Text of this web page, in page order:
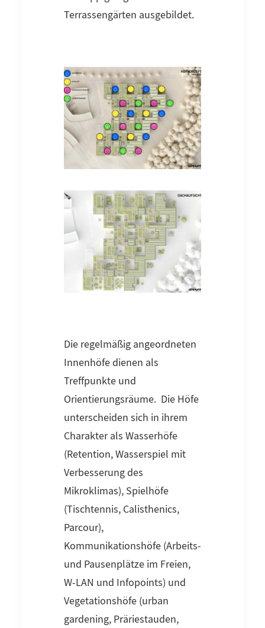
Terrassengärten ausgebildet.
Die regelmäßig angeordneten
Innenhöfe dienen als
Treffpunkte und
Orientierungsräume. Die Höfe
unterscheiden sich in ihrem
Charakter als Wasserhöfe
(Retention, Wasserspiel mit
Verbesserung des
Mikroklimas), Spielhöfe
(Tischtennis, Calisthenics,
Parcour),
Kommunikationshöfe (Arbeits-
und Pausenplätze im Freien,
W-LAN und Infopoints) und
Vegetationshöfe (urban
gardening, Präriestauden,